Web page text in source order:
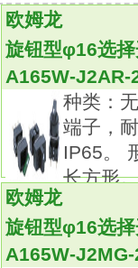
可拆卸开关单元
标准负载以及
A165W-J2MG-
易于布线的端子
已经过EN
型，耐油IP66。
形状：方形。
动作功能：瞬
输出：SPDT。
带灯：白炽灯。
使用电压：
欧姆龙
旋钮型φ16选
A165W-J2AR-
种类：
端子，
IP65。
长方形
欧姆龙
旋钮型φ16选
A165W-